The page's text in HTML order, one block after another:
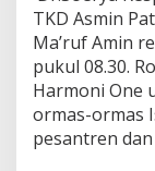
TKD Asmin
Ma’ruf Amin
pukul 08.30.
Harmoni One
ormas-ormas
pesantren